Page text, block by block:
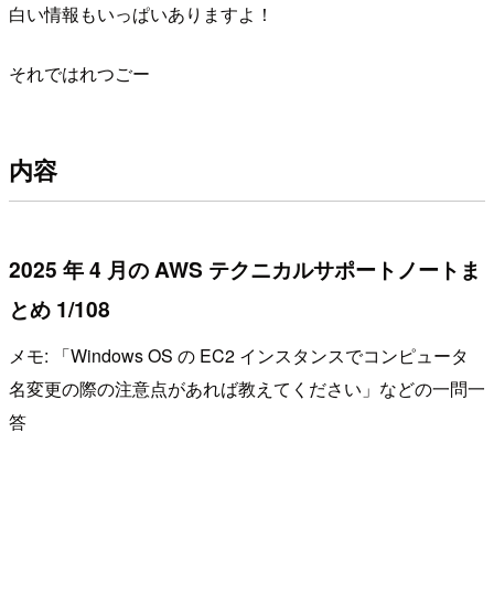
白い情報もいっぱいありますよ！
それではれつごー
内容
2025 年 4 月の AWS テクニカルサポートノートま
とめ 1/108
メモ: 「Windows OS の EC2 インスタンスでコンピュータ
名変更の際の注意点があれば教えてください」などの一問一
答